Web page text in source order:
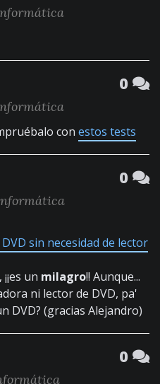
0
con estos tests
0
sin necesidad de lector
un milagro!! Aunque...
ni lector de DVD, pa'
DVD? (gracias Alejandro)
0